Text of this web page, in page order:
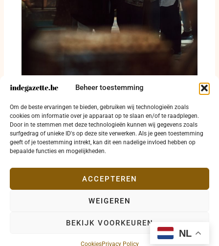
Beheer toestemming
Om de beste ervaringen te bieden, gebruiken wij technologieën zoals
cookies om informatie over je apparaat op te slaan en/of te raadplegen.
Door in te stemmen met deze technologieën kunnen wij gegevens zoals
surfgedrag of unieke ID's op deze site verwerken. Als je geen toestemming
geeft of je toestemming intrekt, kan dit een nadelige invloed hebben op
bepaalde functies en mogelijkheden.
ACCEPTEREN
WEIGEREN
BEKIJK VOORKEUREN
CookiesPrivacy Policy
Kalief vraagt Ahmadi-vrouwen mannen
voorbij te streven in kennis en spiritualiteit
25 juli 2026
Copyright © 2026 indegazette.be |Privacy
NL